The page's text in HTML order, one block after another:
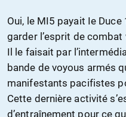
Oui, le MI5 payait Ie
garder l’esprit de
Il le faisait par
bande de voyous armés
manifestants pacifistes
Cette dernière activité
d’entraînement pour ce